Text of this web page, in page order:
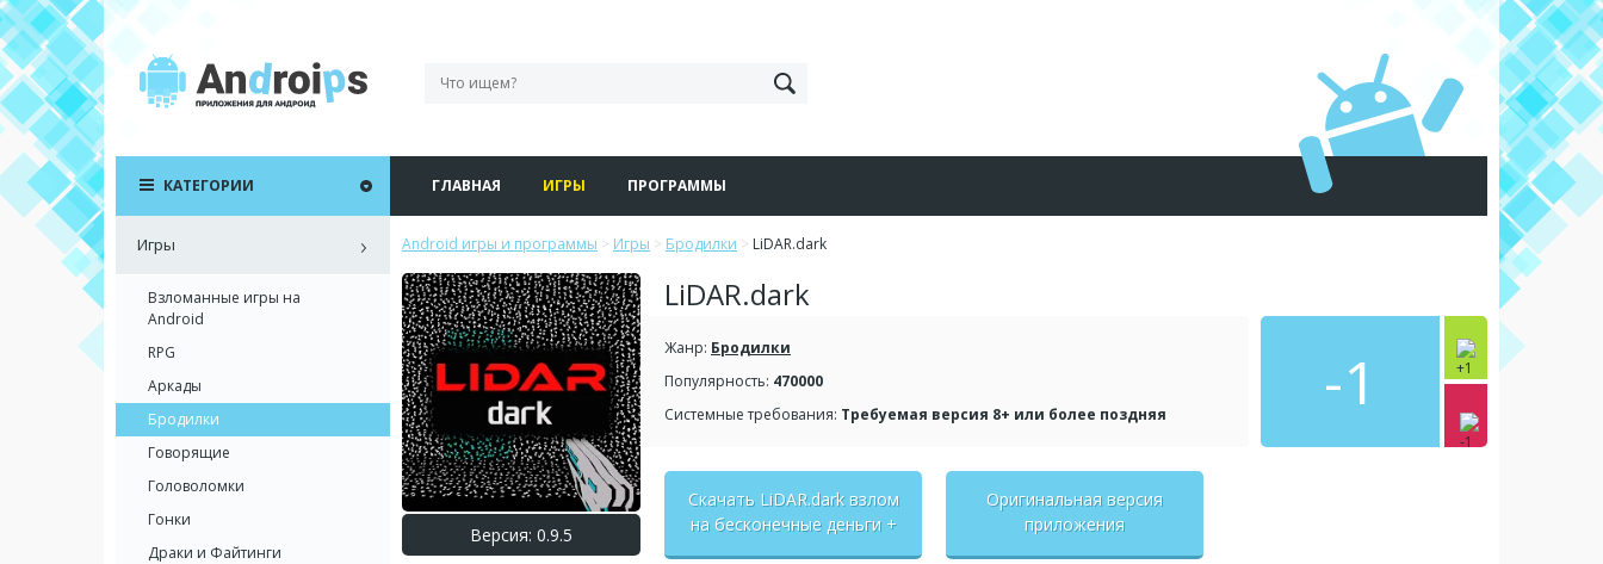
ГЛАВНАЯ ИГРЫ ПРОГРАММЫ
Android игры и программы > Игры > Бродилки > LiDAR.dark
Версия: 0.9.5
LiDAR.dark
-1
Жанр: Бродилки
Популярность: 470000
Системные требования: Требуемая версия 8+ или более поздняя
Скачать LiDAR.dark взлом
на бесконечные деньги +
Оригинальная версия
приложения
КАТЕГОРИИ
Игры
Взломанные игры на
Android
RPG
Аркады
Бродилки
Говорящие
Головоломки
Гонки
Драки и Файтинги